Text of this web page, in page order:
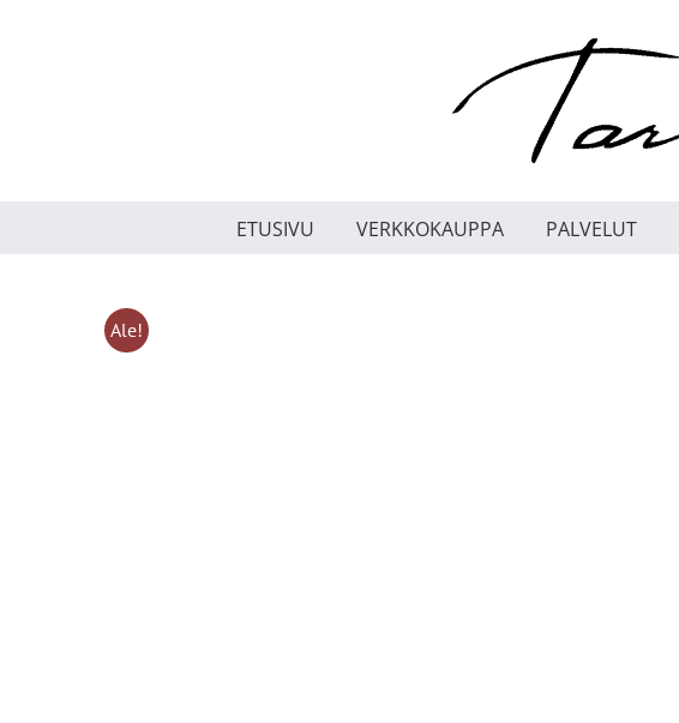
ETUSIVU VERKKOKAUPPA PALVELUT
Ale!